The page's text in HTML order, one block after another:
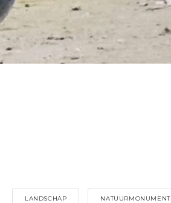
LANDSCHAP NATUURMONUMENT